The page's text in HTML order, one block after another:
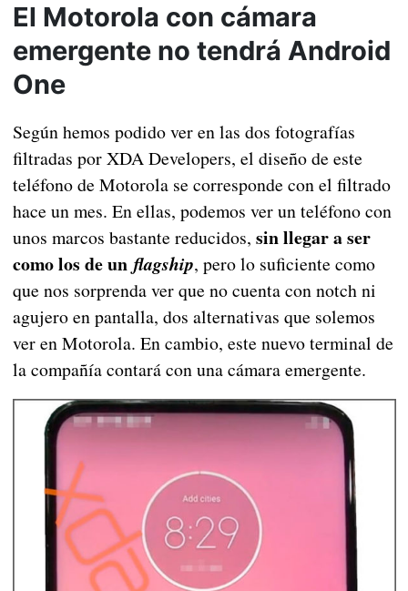
El Motorola con cámara
emergente no tendrá Android
One
Según hemos podido ver en las dos fotografías
filtradas por XDA Developers, el diseño de este
teléfono de Motorola se corresponde con el filtrado
hace un mes. En ellas, podemos ver un teléfono con
unos marcos bastante reducidos, sin llegar a ser
como los de unflagship, pero lo suficiente como
que nos sorprenda ver que no cuenta con notch ni
agujero en pantalla, dos alternativas que solemos
ver en Motorola. En cambio, este nuevo terminal de
la compañía contará con una cámara emergente.